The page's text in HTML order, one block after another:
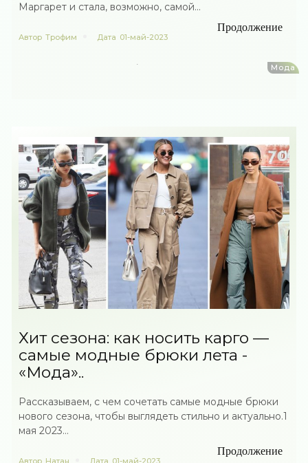
Маргарет и стала, возможно, самой...
Продолжение
Автор Трофим Дата 01-май-2023
Мода
Хит сезона: как носить карго —
самые модные брюки лета -
«Мода»..
Рассказываем, с чем сочетать самые модные брюки
нового сезона, чтобы выглядеть стильно и актуально.1
мая 2023...
Продолжение
Автор Натан Дата 01-май-2023